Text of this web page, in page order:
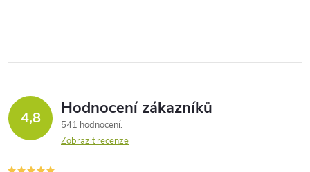
4,8 Hodnocení zákazníků
541 hodnocení
Zobrazit recenze